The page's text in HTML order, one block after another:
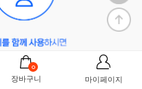
0
장바구니 마이페이지